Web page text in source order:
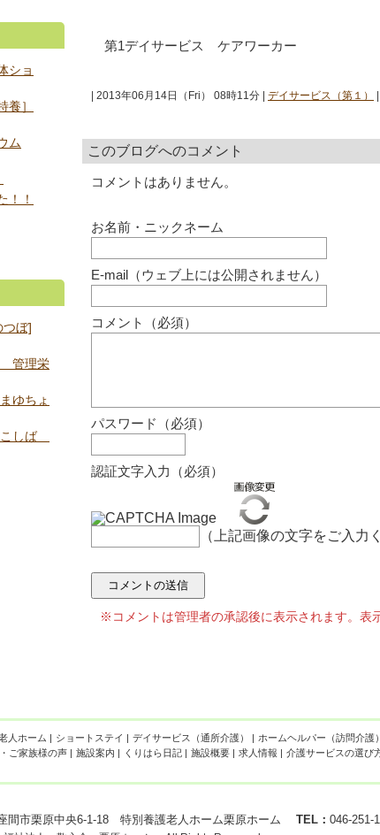
第1デイサービス ケアワーカー
| 2013年06月14日（Fri） 08時11分 | デイサービス（第１）
このブログへのコメント
コメントはありません。
お名前・ニックネーム
E-mail（ウェブ上には公開されません）
コメント（必須）
パスワード（必須）
認証文字入力（必須）
（上記画像の文字をご入力
※コメントは管理者の承認後に表示されます。表
ショ
］
ム
！！
ぼ]
管理栄
ゆちょ
こしば
人ホーム | ショートステイ | デイサービス（通所介護） | ホームヘルパー（訪問介護）
ご家族様の声 | 施設案内 | くりはら日記 | 施設概要 | 求人情報 | 介護サービスの選び
間市栗原中央6-1-18 特別養護老人ホーム栗原ホーム TEL： 046-251-